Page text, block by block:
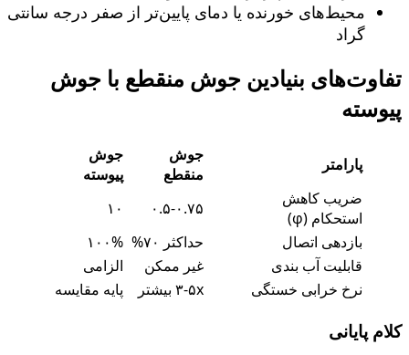
محیط‌های خورنده یا دمای پایین‌تر از صفر درجه سانتی
گراد
تفاوت‌های بنیادین جوش منقطع با جوش
پیوسته
پارامتر
جوش
منقطع
جوش
پیوسته
ضریب کاهش
استحکام (φ)
۰.۵-۰.۷۵
۱۰
بازدهی اتصال
حداکثر ۷۰%
۱۰۰%
قابلیت آب‌ بندی
غیر ممکن
الزامی
نرخ خرابی خستگی
۳-۵x بیشتر پایه مقایسه
کلام پایانی